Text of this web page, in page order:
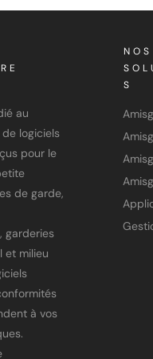
au
logiciels
pour le
de garde,
garderies
et milieu
à vos
NOS
S